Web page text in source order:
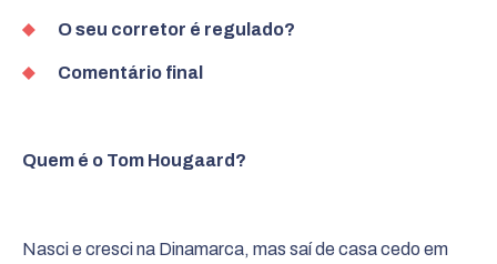
O seu corretor é regulado?
Comentário final
Quem é o Tom Hougaard?
Nasci e cresci na Dinamarca, mas saí de casa cedo em